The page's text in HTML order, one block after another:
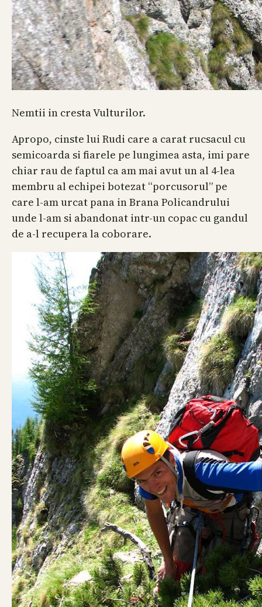
Nemtii in cresta Vulturilor.
Apropo, cinste lui Rudi care a carat rucsacul cu
semicoarda si fiarele pe lungimea asta, imi pare
chiar rau de faptul ca am mai avut un al 4-lea
membru al echipei botezat “porcusorul” pe
care l-am urcat pana in Brana Policandrului
unde l-am si abandonat intr-un copac cu gandul
de a-l recupera la coborare.